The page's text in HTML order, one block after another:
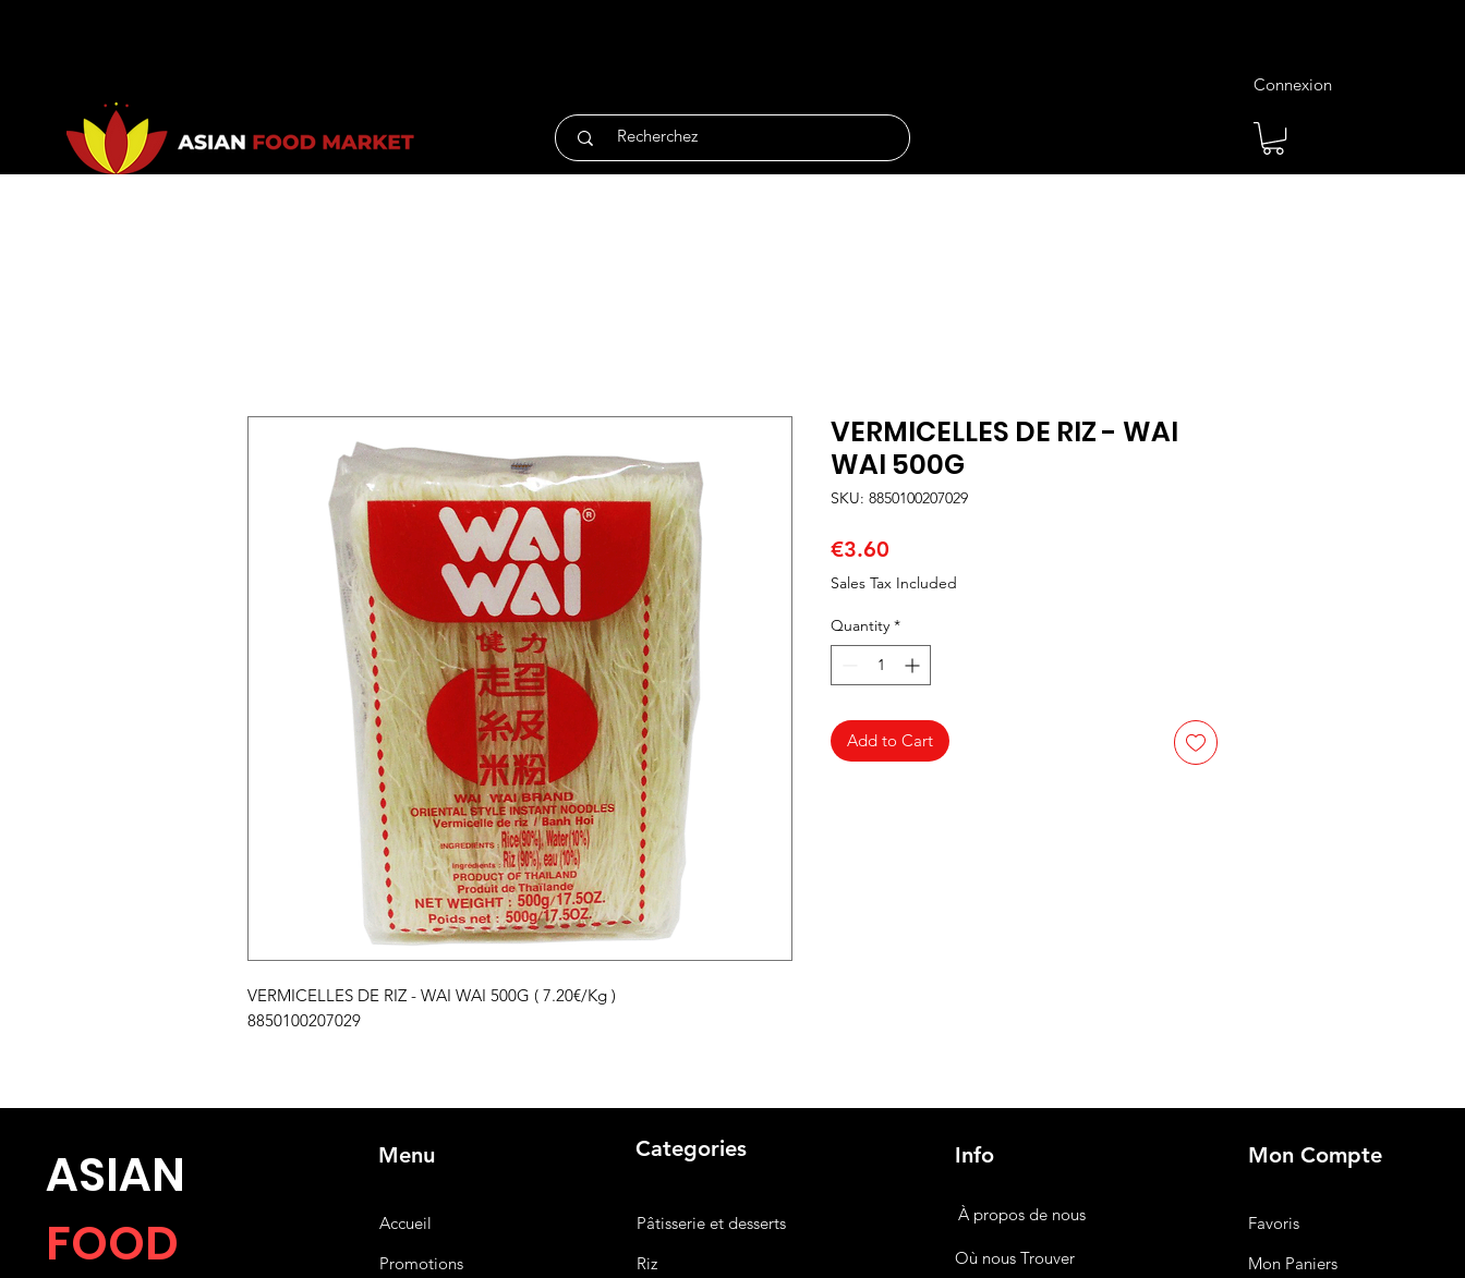
Connexion
VERMICELLES DE RIZ - WAI WAI 500G ( 7.20€/Kg )
8850100207029
VERMICELLES DE RIZ - WAI
WAI 500G
SKU: 8850100207029
€3.60
Sales Tax Included
Quantity *
Add to Cart
ASIAN
FOOD
Menu
Accueil
Promotions
Categories
Pâtisserie et desserts
Riz
Info
Où nous Trouver
À propos de nous
Mon Compte
Favoris
Mon Paniers